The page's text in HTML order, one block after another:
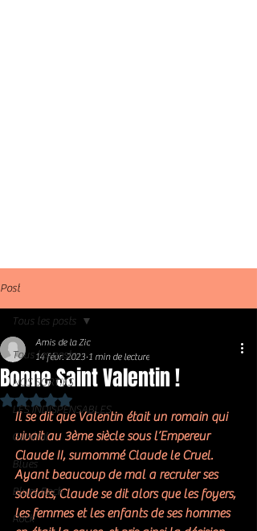
Post
Tous les posts
NOS SORTIES
LES INDISPENSABLES
Général
Blues
Blues Rock
Rock
Tous les posts
Bonne Saint Valentin !
Amis de la Zic
14 févr. 2023 1 min de lecture
Noté NaN étoiles sur 5.
Il se dit que Valentin était un romain qui
vivait au 3ème siècle sous l’Empereur
Claude II, surnommé Claude le Cruel.
Ayant beaucoup de mal a recruter ses
soldats, Claude se dit alors que les foyers,
les femmes et les enfants de ses hommes